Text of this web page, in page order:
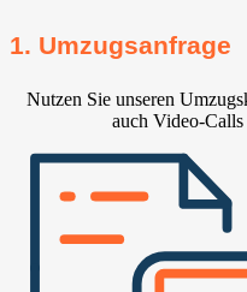
1. Umzugsanfrage
Nutzen Sie unseren
auch Video-